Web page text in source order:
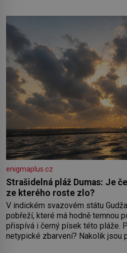
bílků. Žloutky vyšlehejte s
do nich vmíchejte mascarpone,
enigmaplus.cz
Strašidelná pláž Dumas: Je
ze kterého roste zlo?
V indickém svazovém státu
pobřeží, které má hodně temnou
přispívá i černý písek této pláže.
netypické zbarvení?